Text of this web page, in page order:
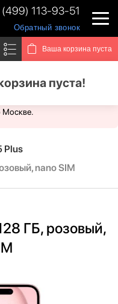
(499) 113-93-51
Обратный звонок
Ваша корзина пуста
пуста!
Для Вас доступен
Москве.
Plus
nano SIM
ГБ, розовый,